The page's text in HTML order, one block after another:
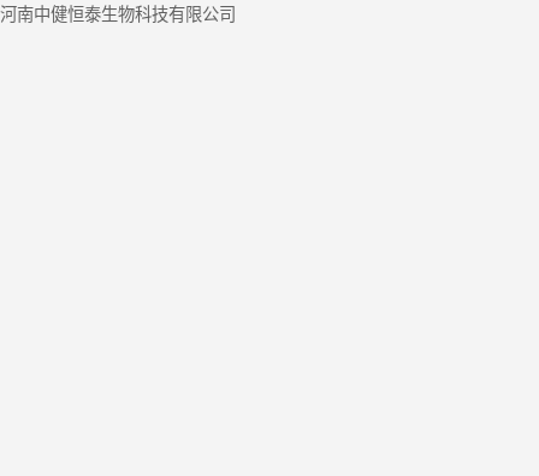
河南中健恒泰生物科技有限公司